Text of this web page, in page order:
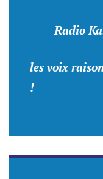
Radio
les voix
!